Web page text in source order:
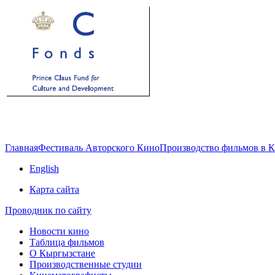
ГлавнаяФестиваль Авторского КиноПроизводство фильмов в
English
Карта сайта
Проводник по сайту
Новости кино
Таблица фильмов
О Кыргызстане
Производственные студии